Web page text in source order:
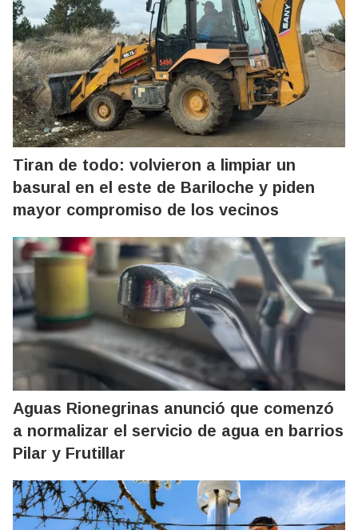
Tiran de todo: volvieron a limpiar un
basural en el este de Bariloche y piden
mayor compromiso de los vecinos
Aguas Rionegrinas anunció que comenzó
a normalizar el servicio de agua en barrios
Pilar y Frutillar